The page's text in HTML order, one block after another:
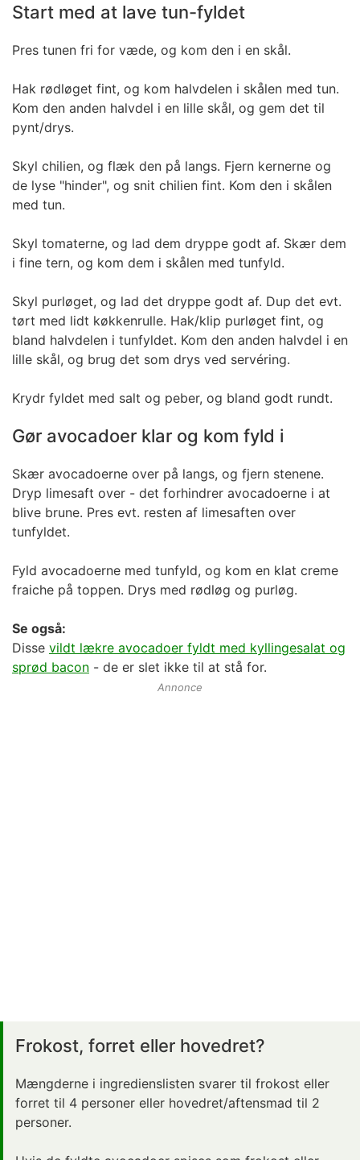
Start med at lave tun-fyldet
Pres tunen fri for væde, og kom den i en skål.
Hak rødløget fint, og kom halvdelen i skålen med tun.
Kom den anden halvdel i en lille skål, og gem det til
pynt/drys.
Skyl chilien, og flæk den på langs. Fjern kernerne og
de lyse "hinder", og snit chilien fint. Kom den i skålen
med tun.
Skyl tomaterne, og lad dem dryppe godt af. Skær dem
i fine tern, og kom dem i skålen med tunfyld.
Skyl purløget, og lad det dryppe godt af. Dup det evt.
tørt med lidt køkkenrulle. Hak/klip purløget fint, og
bland halvdelen i tunfyldet. Kom den anden halvdel i en
lille skål, og brug det som drys ved servéring.
Krydr fyldet med salt og peber, og bland godt rundt.
Gør avocadoer klar og kom fyld i
Skær avocadoerne over på langs, og fjern stenene.
Dryp limesaft over - det forhindrer avocadoerne i at
blive brune. Pres evt. resten af limesaften over
tunfyldet.
Fyld avocadoerne med tunfyld, og kom en klat creme
fraiche på toppen. Drys med rødløg og purløg.
Se også:
Disse vildt lækre avocadoer fyldt med kyllingesalat og
sprød bacon - de er slet ikke til at stå for.
Annonce
Frokost, forret eller hovedret?
Mængderne i ingredienslisten svarer til frokost eller
forret til 4 personer eller hovedret/aftensmad til 2
personer.